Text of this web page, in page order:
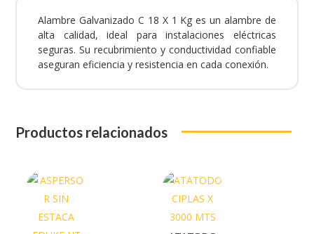
Alambre Galvanizado C 18 X 1 Kg es un alambre de
alta calidad, ideal para instalaciones eléctricas
seguras. Su recubrimiento y conductividad confiable
aseguran eficiencia y resistencia en cada conexión.
Productos relacionados